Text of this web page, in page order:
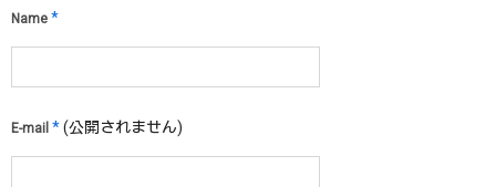
Name *
E-mail *(公開されません)